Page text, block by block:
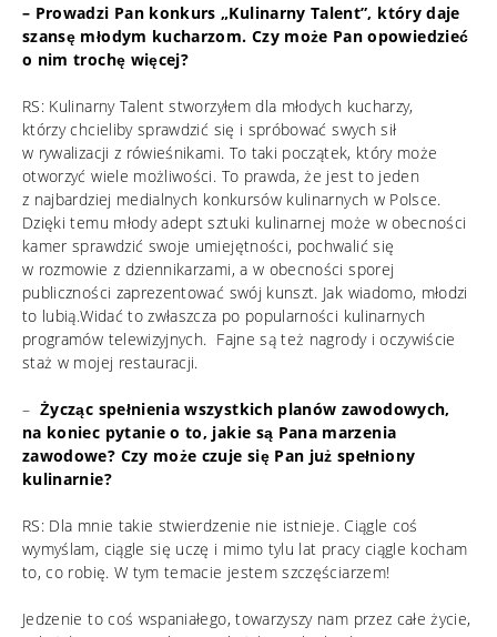
– Prowadzi Pan konkurs „Kulinarny Talent”, który daje
szansę młodym kucharzom. Czy może Pan opowiedzieć
o nim trochę więcej?
RS: Kulinarny Talent stworzyłem dla młodych kucharzy,
którzy chcieliby sprawdzić się i spróbować swych sił
w rywalizacji z rówieśnikami. To taki początek, który może
otworzyć wiele możliwości. To prawda, że jest to jeden
z najbardziej medialnych konkursów kulinarnych w Polsce.
Dzięki temu młody adept sztuki kulinarnej może w obecności
kamer sprawdzić swoje umiejętności, pochwalić się
w rozmowie z dziennikarzami, a w obecności sporej
publiczności zaprezentować swój kunszt. Jak wiadomo, młodzi
to lubią.Widać to zwłaszcza po popularności kulinarnych
programów telewizyjnych. Fajne są też nagrody i oczywiście
staż w mojej restauracji.
–Życząc spełnienia wszystkich planów zawodowych,
na koniec pytanie o to, jakie są Pana marzenia
zawodowe? Czy może czuje się Pan już spełniony
kulinarnie?
RS: Dla mnie takie stwierdzenie nie istnieje. Ciągle coś
wymyślam, ciągle się uczę i mimo tylu lat pracy ciągle kocham
to, co robię. W tym temacie jestem szczęściarzem!
Jedzenie to coś wspaniałego, towarzyszy nam przez całe życie,